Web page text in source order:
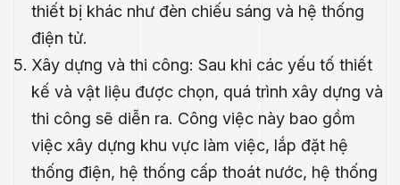
thiết bị khác như đèn chiếu sáng và hệ thống
điện tử.
Xây dựng và thi công: Sau khi các yếu tố thiết
kế và vật liệu được chọn, quá trình xây dựng và
thi công sẽ diễn ra. Công việc này bao gồm
việc xây dựng khu vực làm việc, lắp đặt hệ
thống điện, hệ thống cấp thoát nước, hệ thống